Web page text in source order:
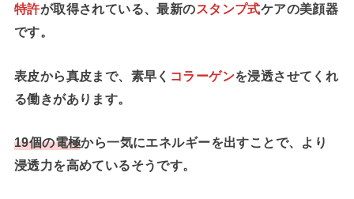
特許が取得されている、最新のスタンプ式ケアの美顔器
です。
表皮から真皮まで、素早く コラーゲンを浸透させてくれ
る働きがあります。
19個の電極から一気にエネルギーを出すことで、より
浸透力を高めているそうです。